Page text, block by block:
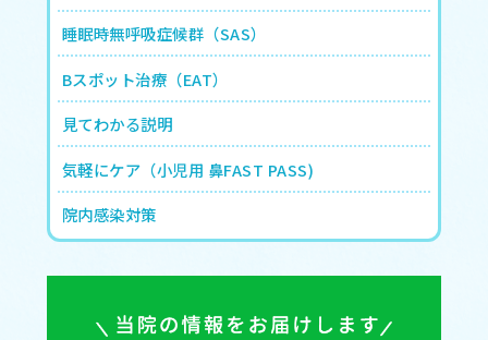
睡眠時無呼吸症候群（SAS）
Bスポット治療（EAT）
見てわかる説明
気軽にケア（小児用 鼻FAST PASS)
院内感染対策